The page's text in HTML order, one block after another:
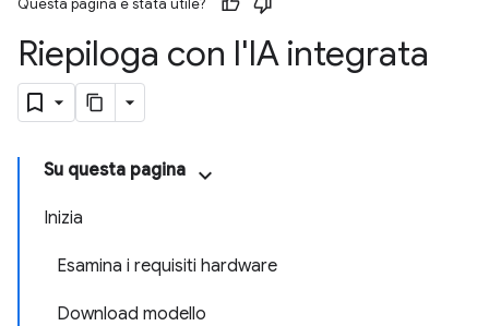
Questa pagina è stata utile?
Riepiloga con l'IA integrata
Su questa pagina
Inizia
Esamina i requisiti hardware
Download modello